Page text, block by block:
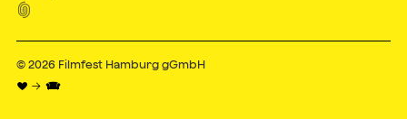

© 2026 Filmfest Hamburg gGmbH
♥ → 